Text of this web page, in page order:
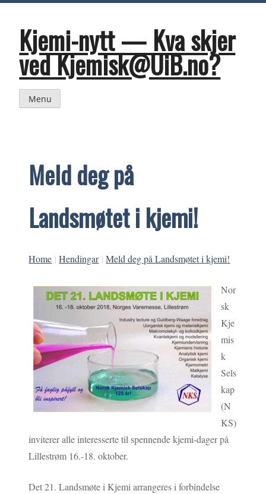
Skip
contentKjemi-nytt — Kva skjer
ved Kjemisk@UiB.no?
Menu
Meld deg på
Landsmøtet i kjemi!
Home | Hendingar | Meld deg på Landsmøtet i kjemi!
Nor
sk
Kje
mis
k
Sels
kap
(N
KS)
inviterer alle interesserte til spennende kjemi-dager på
Lillestrøm 16.-18. oktober.
Det 21. Landsmøte i Kjemi arrangeres i forbindelse